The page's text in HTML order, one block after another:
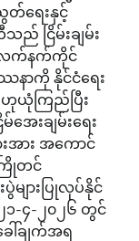
ရေးနှင့်
ည် ငြိမ်းချမ်း
လက်နက်ကိုင်
ဿနာကို နိုင်ငံရေး
ယုံကြည်ပြီး
ေးချမ်းရေး
းအား အကောင်
ြိုတင်
ျားပြုလုပ်နိုင်
၁-၄-၂၀၂၆ တွင်
ါ်ချက်အရ